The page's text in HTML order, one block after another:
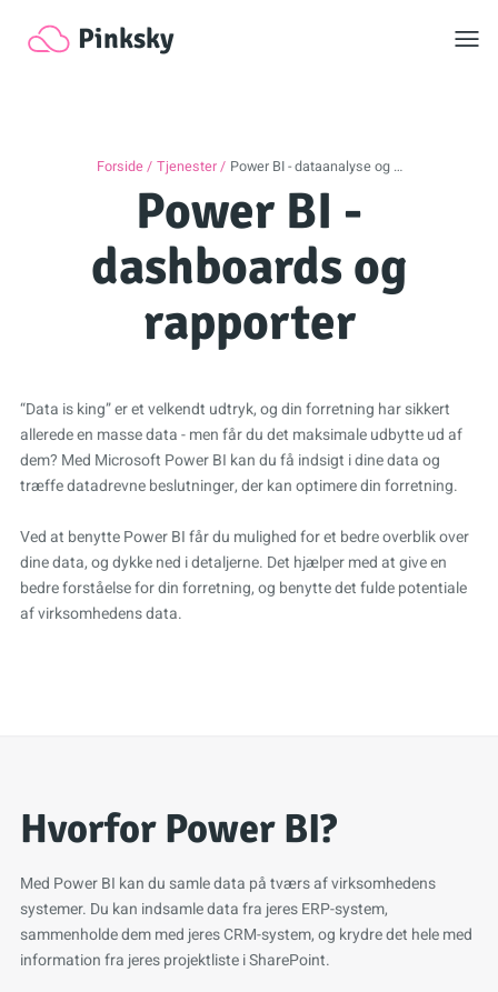
Pinksky
Forside Tjenester Power BI - dataanalyse og …
Power BI -
dashboards og
rapporter
“Data is king” er et velkendt udtryk, og din forretning har sikkert
allerede en masse data - men får du det maksimale udbytte ud af
dem? Med Microsoft Power BI kan du få indsigt i dine data og
træffe datadrevne beslutninger, der kan optimere din forretning.
Ved at benytte Power BI får du mulighed for et bedre overblik over
dine data, og dykke ned i detaljerne. Det hjælper med at give en
bedre forståelse for din forretning, og benytte det fulde potentiale
af virksomhedens data.
Hvorfor Power BI?
Med Power BI kan du samle data på tværs af virksomhedens
systemer. Du kan indsamle data fra jeres ERP-system,
sammenholde dem med jeres CRM-system, og krydre det hele med
information fra jeres projektliste i SharePoint.